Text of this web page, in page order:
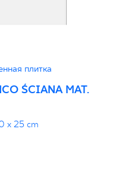
плитка
ŚCIANA MAT.
x 25 cm